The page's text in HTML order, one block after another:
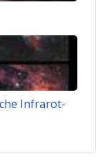
Infrarot-